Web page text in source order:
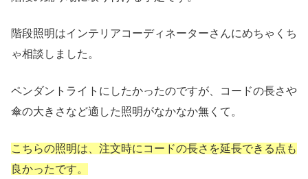
階段照明はインテリアコーディネーターさんにめちゃくち
ゃ相談しました。
ペンダントライトにしたかったのですが、コードの長さや
傘の大きさなど適した照明がなかなか無くて。
こちらの照明は、注文時にコードの長さを延長できる点も
良かったです。